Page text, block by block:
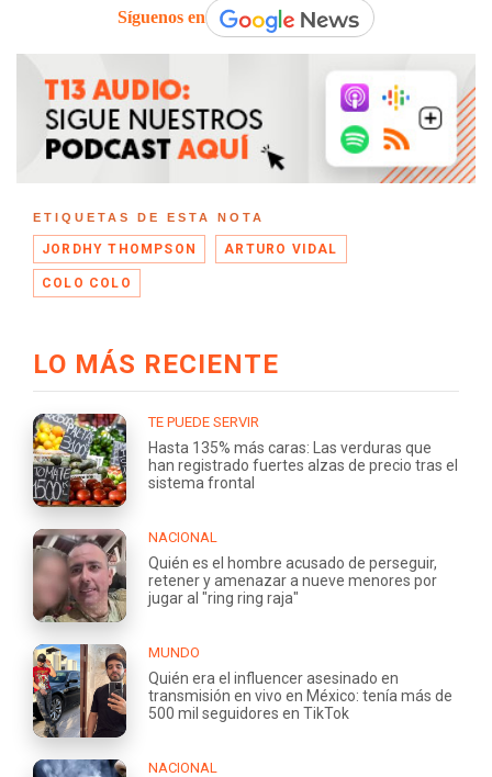
Síguenos en
ETIQUETAS DE ESTA NOTA
JORDHY THOMPSON ARTURO VIDAL
COLO COLO
LO MÁS RECIENTE
TE PUEDE SERVIR
Hasta 135% más caras: Las verduras que
han registrado fuertes alzas de precio tras el
sistema frontal
NACIONAL
Quién es el hombre acusado de perseguir,
retener y amenazar a nueve menores por
jugar al "ring ring raja"
MUNDO
Quién era el influencer asesinado en
transmisión en vivo en México: tenía más de
500 mil seguidores en TikTok
NACIONAL